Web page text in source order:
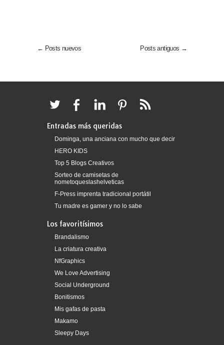
← Posts nuevos Posts antiguos →
Entradas más queridas
Dominga, una anciana con mucho que decir
HERO KIDS
Top 5 Blogs Creativos
Sorteo de camisetas de
nometoqueslashelveticas
F-Press imprenta tradicional portátil
Tu madre es gamer y no lo sabe
Los favoritísimos
Brandalismo
La criatura creativa
NfGraphics
We Love Advertising
Social Underground
Bonitismos
Mis gafas de pasta
Makamo
Sleepy Days